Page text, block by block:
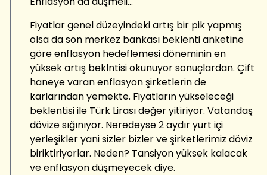
Fiyatlar genel düzeyindeki artış bir pik yapmış
olsa da son merkez bankası beklenti anketine
göre enflasyon hedeflemesi döneminin en
yüksek artış beklntisi okunuyor sonuçlardan. Çift
haneye varan enflasyon şirketlerin de
karlarından yemekte. Fiyatların yükseleceği
beklentisi ile Türk Lirası değer yitiriyor. Vatandaş
dövize sığınıyor. Neredeyse 2 aydır yurt içi
yerleşikler yani sizler bizler ve şirketlerimiz döviz
biriktiriyorlar. Neden? Tansiyon yüksek kalacak
ve enflasyon düşmeyecek diye.